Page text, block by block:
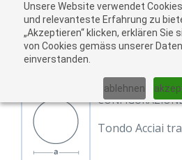
Unsere Website verwendet
und relevanteste Erfahrung zu
„Akzeptieren“ klicken, erklären Sie
von Cookies gemäss unserer
einverstanden.
ablehnen
01 02
Tondo Acciai